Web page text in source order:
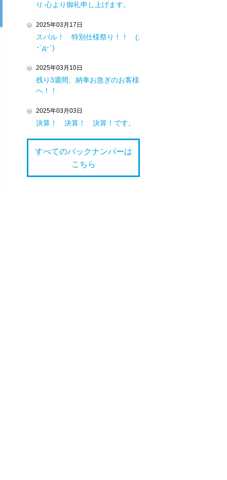
り 心より御礼申し上げます。
2025年03月17日
スバル！ 特別仕様祭り！！ (;
･`д･´)
2025年03月10日
残り3週間、納車お急ぎのお客様
へ！！
2025年03月03日
決算！ 決算！ 決算！です。
すべてのバックナンバーは
こちら